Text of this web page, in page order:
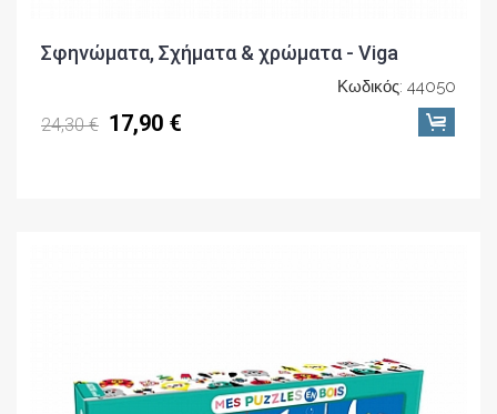
Σφηνώματα, Σχήματα & χρώματα - Viga
Κωδικός: 44050
24,30 € 17,90 €